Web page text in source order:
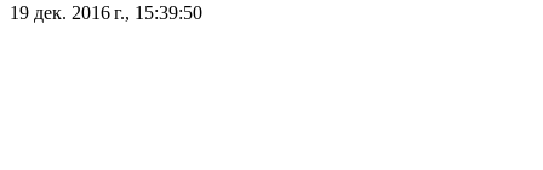
19 дек. 2016 г., 15:39:50